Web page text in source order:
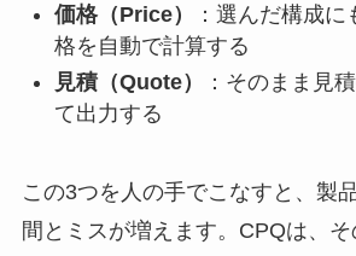
価格（Price）
：選んだ構成
格を自動で計算する
見積（Quote）
：そのまま見
て出力する
この3つを人の手でこなすと、製
間とミスが増えます。CPQは、